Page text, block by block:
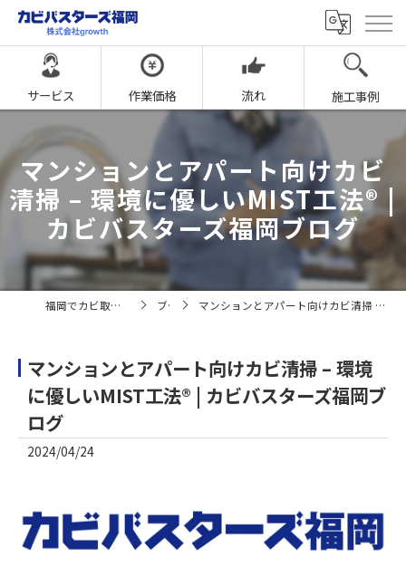
サービス 作業価格 流れ 施工事例
マンションとアパート向けカビ
清掃 – 環境に優しいMIST工法® |
カビバスターズ福岡ブログ
福岡でカビ取りならカビバスターズ福岡 ブログ マンションとアパート向けカビ清掃 – 環境に優しいMIST工法® | カビバスターズ福岡ブログ
マンションとアパート向けカビ清掃 – 環境
に優しいMIST工法® | カビバスターズ福岡ブ
ログ
2024/04/24